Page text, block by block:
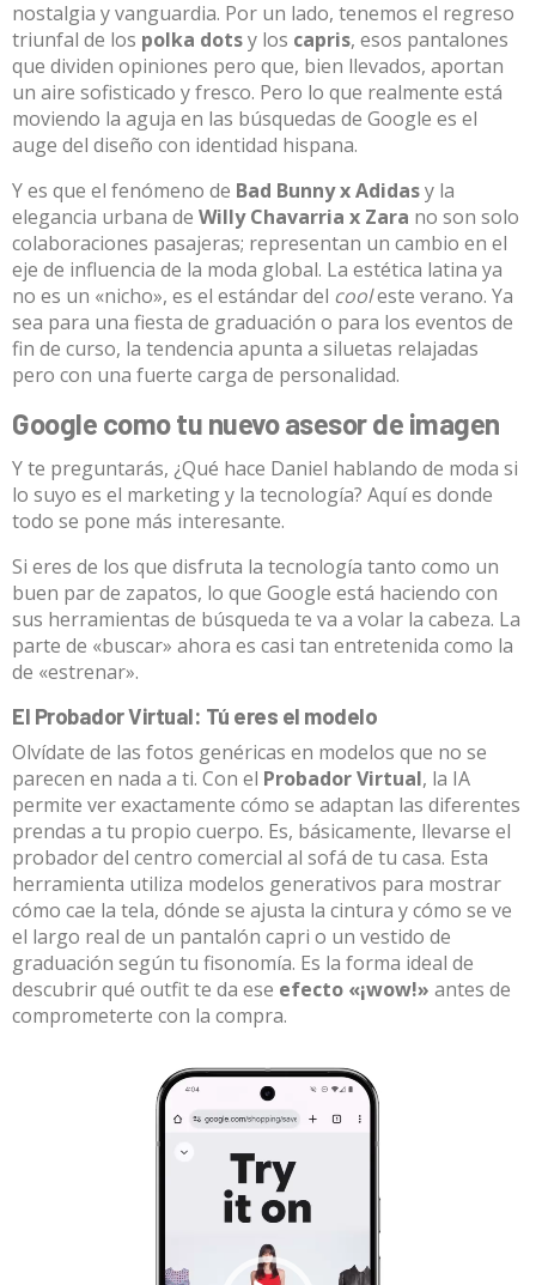
nostalgia y vanguardia. Por un lado, tenemos el regreso
triunfal de los polka dotsy los capris, esos pantalones
que dividen opiniones pero que, bien llevados, aportan
un aire sofisticado y fresco. Pero lo que realmente está
moviendo la aguja en las búsquedas de Google es el
auge del diseño con identidad hispana.
Y es que el fenómeno de Bad Bunny x Adidasy la
elegancia urbana de Willy Chavarria x Zara no son solo
colaboraciones pasajeras; representan un cambio en el
eje de influencia de la moda global. La estética latina ya
no es un «nicho», es el estándar del cooleste verano. Ya
sea para una fiesta de graduación o para los eventos de
fin de curso, la tendencia apunta a siluetas relajadas
pero con una fuerte carga de personalidad.
Google como tu nuevo asesor de imagen
Y te preguntarás, ¿Qué hace Daniel hablando de moda si
lo suyo es el marketing y la tecnología? Aquí es donde
todo se pone más interesante.
Si eres de los que disfruta la tecnología tanto como un
buen par de zapatos, lo que Google está haciendo con
sus herramientas de búsqueda te va a volar la cabeza. La
parte de «buscar» ahora es casi tan entretenida como la
de «estrenar».
El Probador Virtual: Tú eres el modelo
Olvídate de las fotos genéricas en modelos que no se
parecen en nada a ti. Con el Probador Virtual, la IA
permite ver exactamente cómo se adaptan las diferentes
prendas a tu propio cuerpo. Es, básicamente, llevarse el
probador del centro comercial al sofá de tu casa. Esta
herramienta utiliza modelos generativos para mostrar
cómo cae la tela, dónde se ajusta la cintura y cómo se ve
el largo real de un pantalón capri o un vestido de
graduación según tu fisonomía. Es la forma ideal de
descubrir qué outfit te da ese efecto «¡wow!» antes de
comprometerte con la compra.